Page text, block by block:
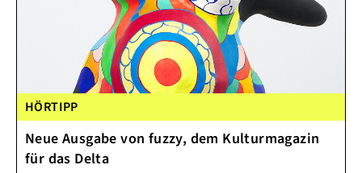
HÖRTIPP
Neue Ausgabe von fuzzy, dem Kulturmagazin
für das Delta